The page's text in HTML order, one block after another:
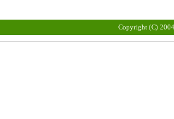
Copyright (C)